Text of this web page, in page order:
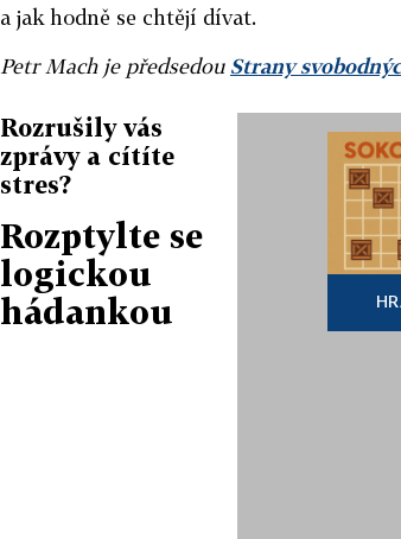
a jak hodně se chtějí dívat.
Petr Mach je předsedou Strany
Rozrušily vás
zprávy a cítíte
stres?
Rozptylte se
logickou
hádankou